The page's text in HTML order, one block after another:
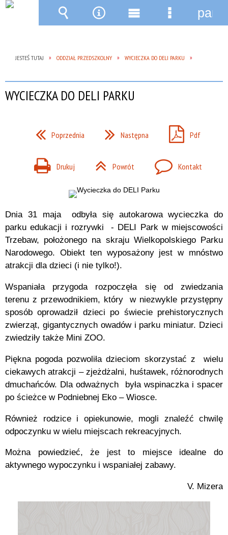
JESTEŚ TUTAJ ODDZIAŁ PRZEDSZKOLNY WYCIECZKA DO DELI PARKU
WYCIECZKA DO DELI PARKU
Poprzednia Następna Pdf
Drukuj Powrót Kontakt
Dnia 31 maja odbyła się autokarowa wycieczka do
parku edukacji i rozrywki - DELI Park w miejscowości
Trzebaw, położonego na skraju Wielkopolskiego Parku
Narodowego. Obiekt ten wyposażony jest w mnóstwo
atrakcji dla dzieci (i nie tylko!).
Wspaniała przygoda rozpoczęła się od zwiedzania
terenu z przewodnikiem, który w niezwykle przystępny
sposób oprowadził dzieci po świecie prehistorycznych
zwierząt, gigantycznych owadów i parku miniatur. Dzieci
zwiedziły także Mini ZOO.
Piękna pogoda pozwoliła dzieciom skorzystać z wielu
ciekawych atrakcji – zjeżdżalni, huśtawek, różnorodnych
dmuchańców. Dla odważnych była wspinaczka i spacer
po ścieżce w Podniebnej Eko – Wiosce.
Również rodzice i opiekunowie, mogli znaleźć chwilę
odpoczynku w wielu miejscach rekreacyjnych.
Można powiedzieć, że jest to miejsce idealne do
aktywnego wypoczynku i wspaniałej zabawy.
V. Mizera
Wyszukiwarka
Narzędzia
Menu Menu